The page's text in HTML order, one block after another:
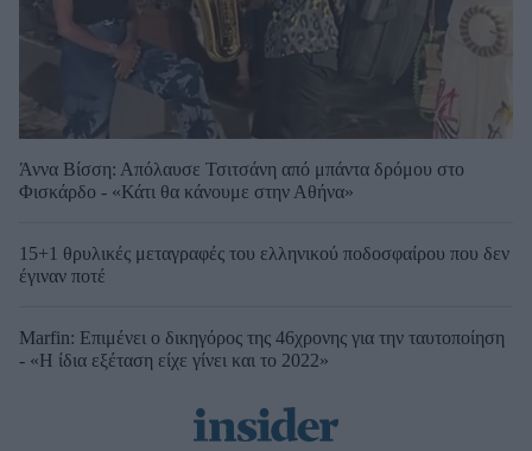
Άννα Βίσση: Απόλαυσε Τσιτσάνη από μπάντα δρόμου στο
Φισκάρδο - «Κάτι θα κάνουμε στην Αθήνα»
15+1 θρυλικές μεταγραφές του ελληνικού ποδοσφαίρου που δεν
έγιναν ποτέ
Marfin: Επιμένει ο δικηγόρος της 46χρονης για την ταυτοποίηση
- «Η ίδια εξέταση είχε γίνει και το 2022»